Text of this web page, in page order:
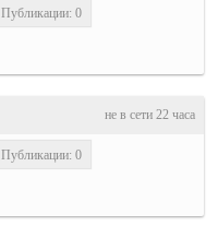
Публикации: 0
не в сети 22 часа
Публикации: 0